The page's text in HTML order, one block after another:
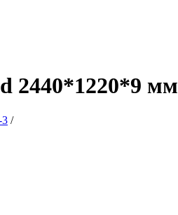
2440*1220*9 мм
/